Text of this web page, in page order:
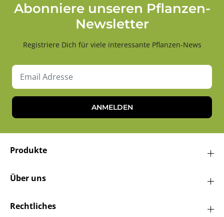
Abonniere unseren Pflanzen-
Newsletter
Registriere Dich für viele interessante Pflanzen-News
ANMELDEN
Produkte
Über uns
Rechtliches